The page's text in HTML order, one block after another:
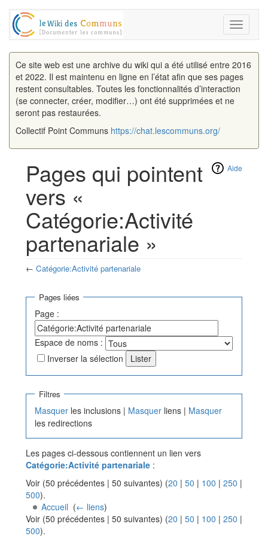
Toggle
Ce site web est une archive du wiki qui a été utilisé entre 2016
et 2022. Il est maintenu en ligne en l’état afin que ses pages
restent consultables. Toutes les fonctionnalités d’interaction
(se connecter, créer, modifier…) ont été supprimées et ne
seront pas restaurées.
Collectif Point Communs https://chat.lescommuns.org/
Aide
Pages qui pointent
vers «
Catégorie:Activité
partenariale »
← Catégorie:Activité partenariale
Pages liées
Page :
Espace de noms :
Inverser la sélection
Filtres
Masquer les inclusions | Masquer liens | Masquer
les redirections
Les pages ci-dessous contiennent un lien vers
Catégorie:Activité partenariale :
Voir (50 précédentes | 50 suivantes) (20 | 50 | 100 | 250 |
500).
Accueil (← liens)
Voir (50 précédentes | 50 suivantes) (20 | 50 | 100 | 250 |
500).